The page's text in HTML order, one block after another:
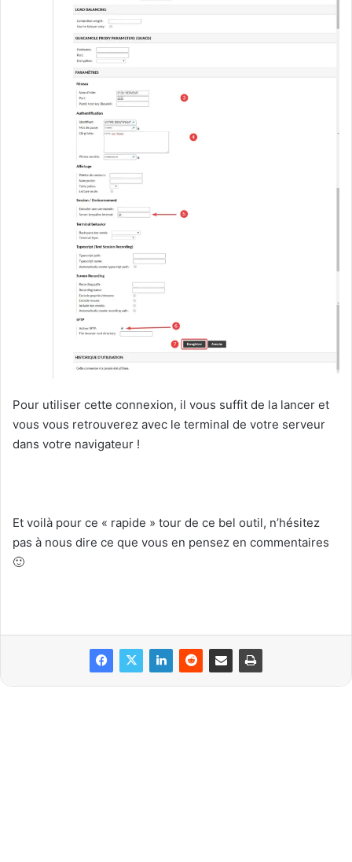
Pour utiliser cette connexion, il vous suffit de la lancer et
vous vous retrouverez avec le terminal de votre serveur
dans votre navigateur !
Et voilà pour ce « rapide » tour de ce bel outil, n’hésitez
pas à nous dire ce que vous en pensez en commentaires
🙂